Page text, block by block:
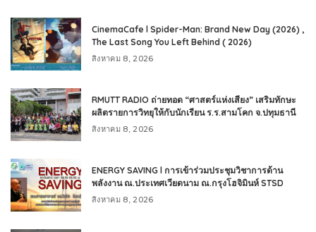
CinemaCafe l Spider-Man: Brand New Day (2026) ,
The Last Song You Left Behind ( 2026)
สิงหาคม 8, 2026
RMUTT RADIO ถ่ายทอด “ศาสตร์แห่งเสียง” เสริมทักษะ
ผลิตรายการวิทยุให้กับนักเรียน ร.ร.สามโคก จ.ปทุมธานี
สิงหาคม 8, 2026
ENERGY SAVING l การเข้าร่วมประชุมวิชาการด้าน
พลังงาน ณ.ประเทศเวียดนาม ณ.กรุงโฮจิมินห์ STSD
สิงหาคม 8, 2026